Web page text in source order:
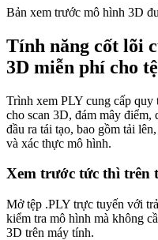
Bản xem trước mô hình 3D
Tính năng cốt lõi
3D miễn phí cho
Trình xem PLY cung cấp
cho scan 3D, đám mây điểm,
đầu ra tái tạo, bao gồm tải
và xác thực mô hình.
Xem trước tức thì trên
Mở tệp .PLY trực tuyến với
kiểm tra mô hình mà không
3D trên máy tính.